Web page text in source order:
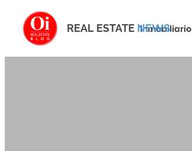
REAL ESTATE NEWS
Inmobiliario